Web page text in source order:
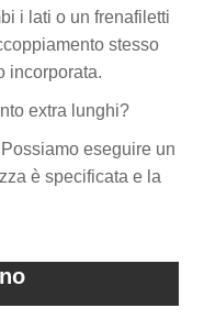
i lati o un frenafiletti
stesso
incorporata.
extra lunghi?
eseguire un
è specificata e la